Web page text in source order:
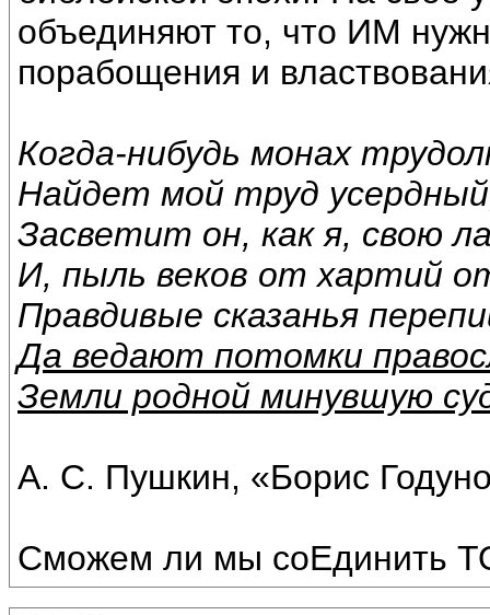
объединяют то, что ИМ
порабощения и
Когда-нибудь монах
Найдет мой труд
Засветит он, как я, свою
И, пыль веков от хартий
Правдивые сказанья
Да ведают потомки
Земли родной минувшую
А. С. Пушкин, «Борис
Сможем ли мы соЕдинить